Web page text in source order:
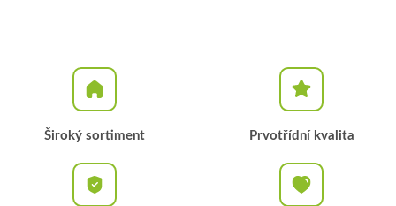
Široký sortiment Prvotřídní kvalita